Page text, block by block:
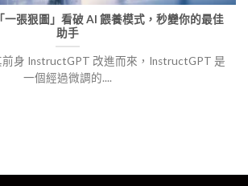
一張狠圖」看破 AI 餵養模式，秒變你的最佳
助手
身 InstructGPT 改進而來，InstructGPT 是
一個經過微調的....